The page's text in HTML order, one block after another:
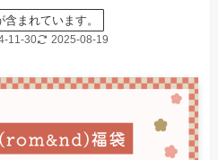
まれています。
11-30 2025-08-19